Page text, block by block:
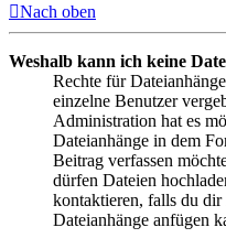
Nach oben
Weshalb kann ich keine
Rechte für
einzelne Benutzer
Administration hat es
Dateianhänge in dem
Beitrag verfassen
dürfen Dateien
kontaktieren, falls du
Dateianhänge anfügen